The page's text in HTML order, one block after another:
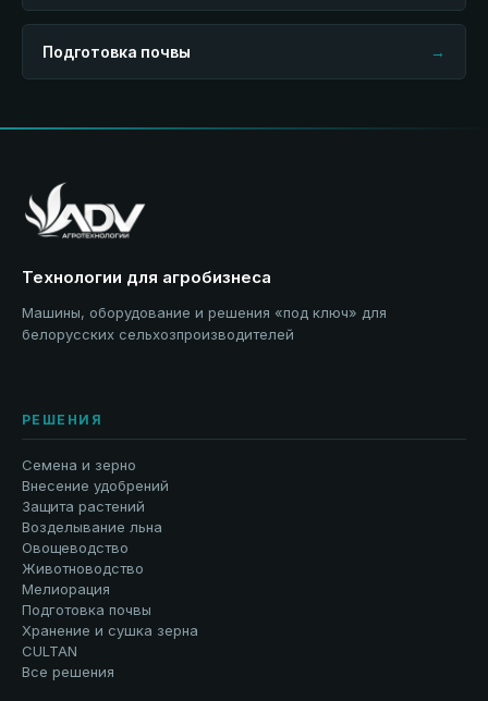
Подготовка почвы →
Технологии для агробизнеса
Машины, оборудование и решения «под ключ» для
белорусских сельхозпроизводителей
РЕШЕНИЯ
Семена и зерно
Внесение удобрений
Защита растений
Возделывание льна
Овощеводство
Животноводство
Мелиорация
Подготовка почвы
Хранение и сушка зерна
CULTAN
Все решения